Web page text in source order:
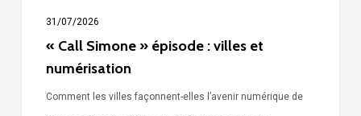
31/07/2026
« Call Simone » épisode : villes et
numérisation
Comment les villes façonnent-elles l’avenir numérique de